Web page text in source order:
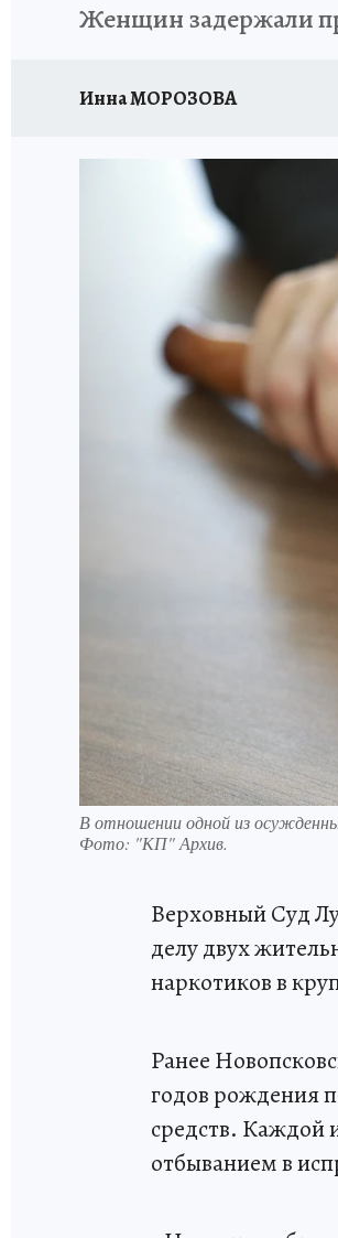
Женщин задержали
Инна МОРОЗОВА
В отношении одной из
Фото: "КП" Архив.
Верховный Суд
делу двух
наркотиков в
Ранее
годов рождения
средств. Каждой
отбыванием в